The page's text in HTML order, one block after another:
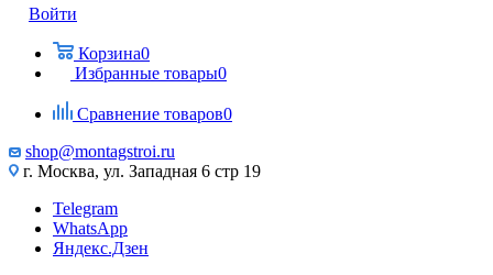
Войти
Корзина0
Избранные товары0
Сравнение товаров0
shop@montagstroi.ru
г. Москва, ул. Западная 6 стр 19
Telegram
WhatsApp
Яндекс.Дзен